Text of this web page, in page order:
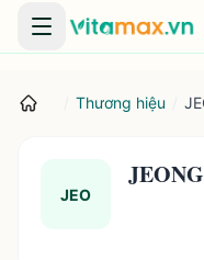
Danh mục
Thương hiệu
JEO